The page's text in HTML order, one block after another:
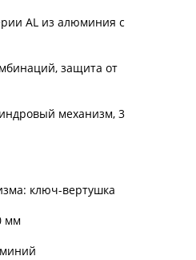
AL из алюминия с
защита от
механизм, 3
ключ-вертушка
мм